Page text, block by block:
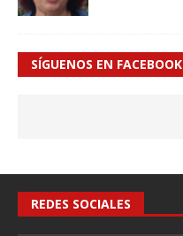
SÍGUENOS EN FACEBOOK
REDES SOCIALES